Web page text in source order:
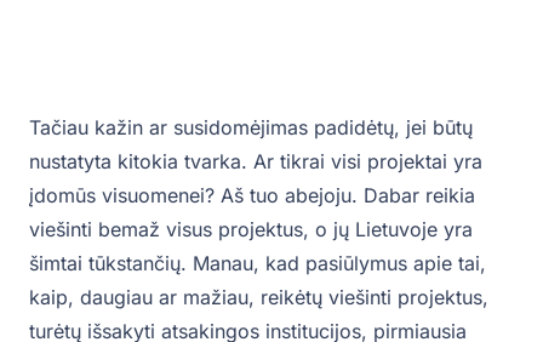
Tačiau kažin ar susidomėjimas padidėtų, jei būtų
nustatyta kitokia tvarka. Ar tikrai visi projektai yra
įdomūs visuomenei? Aš tuo abejoju. Dabar reikia
viešinti bemaž visus projektus, o jų Lietuvoje yra
šimtai tūkstančių. Manau, kad pasiūlymus apie tai,
kaip, daugiau ar mažiau, reikėtų viešinti projektus,
turėtų išsakyti atsakingos institucijos, pirmiausia